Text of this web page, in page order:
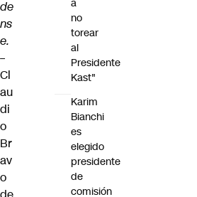
de
ns
e.
–
Cl
au
di
o
Br
av
o
a
no
torear
al
Presidente
Kast"
Karim
Bianchi
es
elegido
presidente
de
comisión